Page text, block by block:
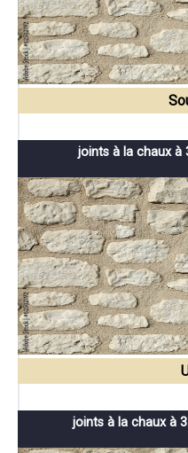
joints à la chaux à
joints à la chaux à